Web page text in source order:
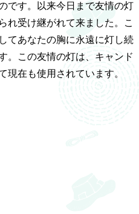
です。以来今日まで友情の灯
れ受け継がれて来ました。こ
てあなたの胸に永遠に灯し続
。この友情の灯は、キャンド
現在も使用されています。